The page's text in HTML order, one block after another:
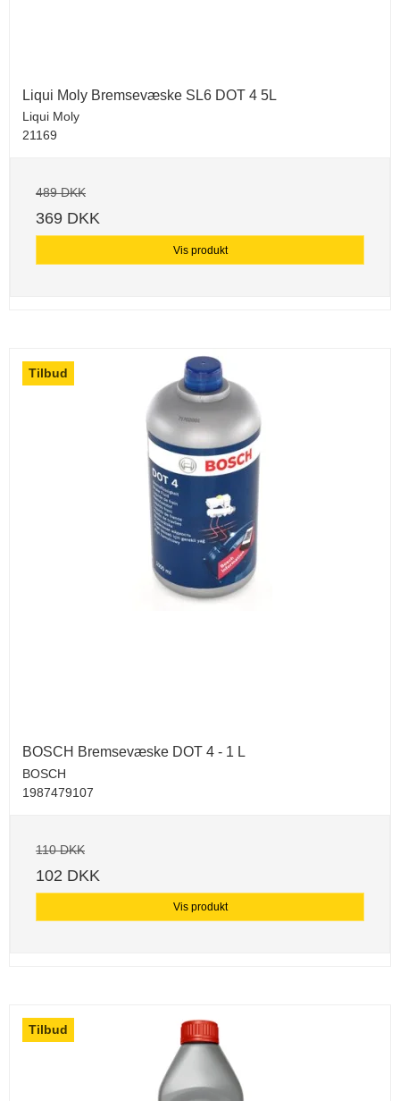
Liqui Moly Bremsevæske SL6 DOT 4 5L
Liqui Moly
21169
489 DKK
369 DKK
Vis produkt
Tilbud
BOSCH Bremsevæske DOT 4 - 1 L
BOSCH
1987479107
110 DKK
102 DKK
Vis produkt
Tilbud